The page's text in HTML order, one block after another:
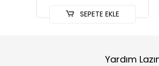
SEPETE EKLE
Yardım